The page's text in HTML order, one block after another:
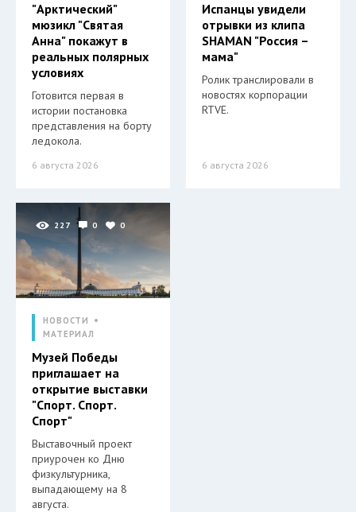
"Арктический"
мюзикл "Святая
Анна" покажут в
реальных полярных
условиях
Готовится первая в
истории постановка
представления на борту
ледокола.
6 августа 2026
Испанцы увидели
отрывки из клипа
SHAMAN "Россия –
мама"
Ролик транслировали в
новостях корпорации
RTVE.
6 августа 2026
227 0 0
НОВОСТИ
МАТЕРИАЛ
Музей Победы
приглашает на
открытие выставки
"Спорт. Спорт.
Спорт"
Выставочный проект
приурочен ко Дню
физкультурника,
выпадающему на 8
августа.